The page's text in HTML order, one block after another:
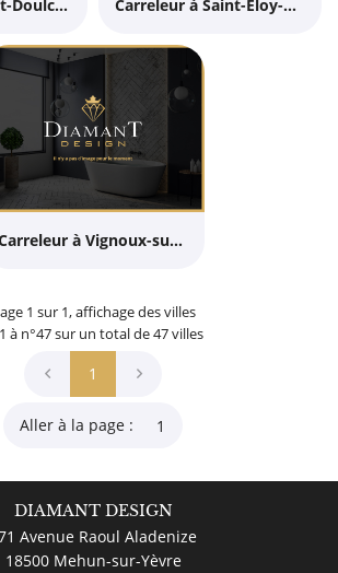
Carreleur à Saint-Doulchard Carreleur à Saint-Éloy-de-Gy
Carreleur à Vignoux-sur-Barangeon
1 sur 1,affichage des villes
à n°47 sur un total de 47villes
1
Aller à la page :
DIAMANT DESIGN
Avenue Raoul Aladenize
18500 Mehun-sur-Yèvre